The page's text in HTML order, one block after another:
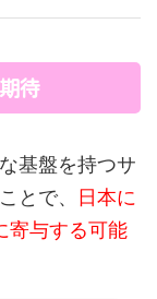
待
基盤を持つサ
とで、 日本に
寄与する可能